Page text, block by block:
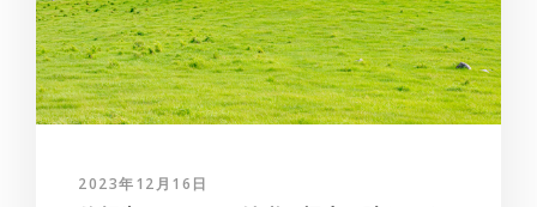
2023年12月16日